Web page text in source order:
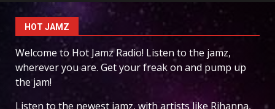
HOT JAMZ
Welcome to Hot Jamz Radio! Listen to the jamz,
wherever you are. Get your freak on and pump up
the jam!
Listen to the newest jamz, with artists like Rihanna,